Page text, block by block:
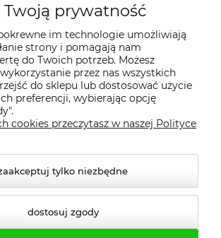
zwroty
prywatność
im technologie umożliwiają
strony i pomagają nam
do Twoich potrzeb. Możesz
przez nas wszystkich
do sklepu lub dostosować użycie
preferencji, wybierając opcję
cookies przeczytasz w naszej Polityce
tylko niezbędne
dostosuj zgody